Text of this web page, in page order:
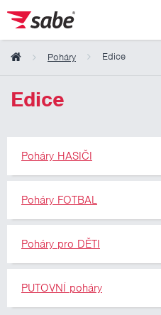
Poháry Edice
Edice
Poháry HASIČI
Poháry FOTBAL
Poháry pro DĚTI
PUTOVNÍ poháry
Obsah košíku